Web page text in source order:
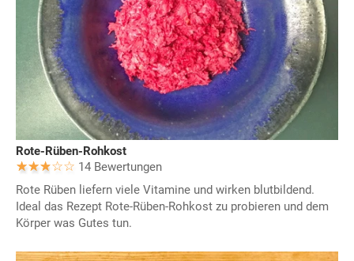
Rote-Rüben-Rohkost
14 Bewertungen
Rote Rüben liefern viele Vitamine und wirken blutbildend.
Ideal das Rezept Rote-Rüben-Rohkost zu probieren und dem
Körper was Gutes tun.